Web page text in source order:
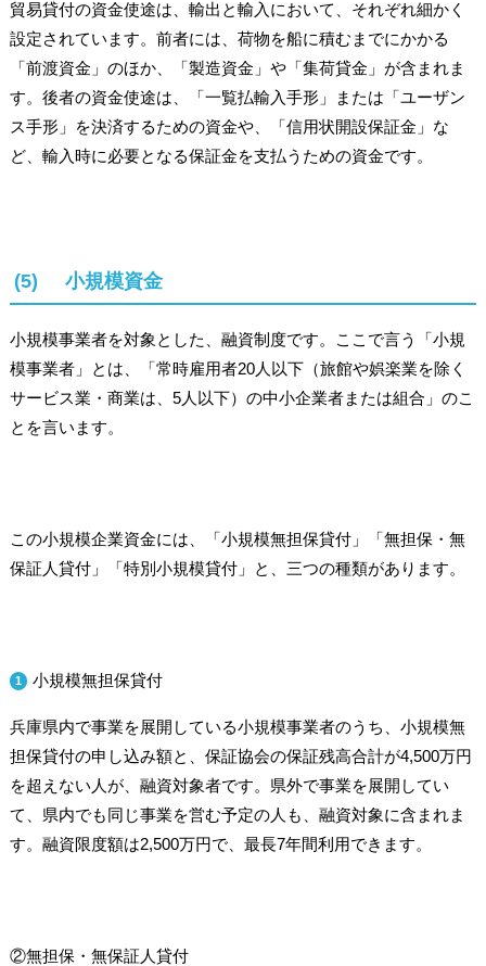
貿易貸付の資金使途は、輸出と輸入において、それぞれ細かく
設定されています。前者には、荷物を船に積むまでにかかる
「前渡資金」のほか、「製造資金」や「集荷貸金」が含まれま
す。後者の資金使途は、「一覧払輸入手形」または「ユーザン
ス手形」を決済するための資金や、「信用状開設保証金」な
ど、輸入時に必要となる保証金を支払うための資金です。
(5) 小規模資金
小規模事業者を対象とした、融資制度です。ここで言う「小規
模事業者」とは、「常時雇用者20人以下（旅館や娯楽業を除く
サービス業・商業は、5人以下）の中小企業者または組合」のこ
とを言います。
この小規模企業資金には、「小規模無担保貸付」「無担保・無
保証人貸付」「特別小規模貸付」と、三つの種類があります。
小規模無担保貸付
兵庫県内で事業を展開している小規模事業者のうち、小規模無
担保貸付の申し込み額と、保証協会の保証残高合計が4,500万円
を超えない人が、融資対象者です。県外で事業を展開してい
て、県内でも同じ事業を営む予定の人も、融資対象に含まれま
す。融資限度額は2,500万円で、最長7年間利用できます。
②無担保・無保証人貸付